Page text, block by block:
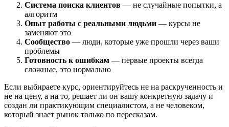
Система поиска клиентов — не случайные попытки, а
алгоритм
Опыт работы с реальными людьми — курсы не
заменяют это
Сообщество — люди, которые уже прошли через ваши
проблемы
Готовность к ошибкам — первые проекты всегда
сложные, это нормально
Если выбираете курс, ориентируйтесь не на раскрученность и
не на цену, а на то, решает ли он вашу конкретную задачу и
создан ли практикующим специалистом, а не человеком,
который знает рынок только по пересказам.